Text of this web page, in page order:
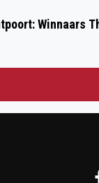
Winnaars